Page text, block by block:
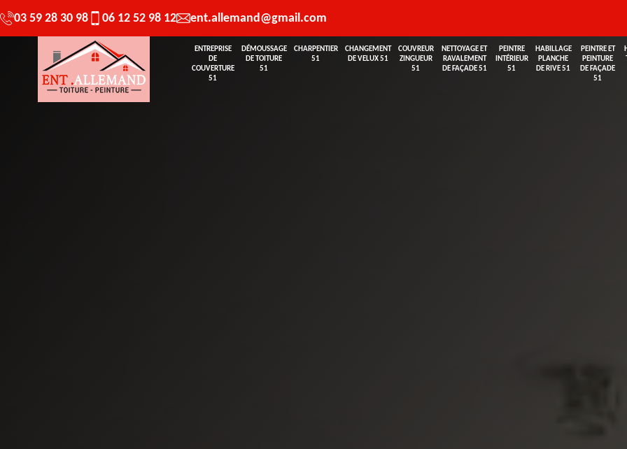
03 59 28 30 98 06 12 52 98 12 ent.allemand@gmail.com
ENTREPRISE
DE
COUVERTURE
51
DÉMOUSSAGE
DE TOITURE
51
CHARPENTIER
51
CHANGEMENT
DE VELUX 51
COUVREUR
ZINGUEUR
51
NETTOYAGE ET
RAVALEMENT
DE FAÇADE 51
PEINTRE
INTÉRIEUR
51
HABILLAGE
PLANCHE
DE RIVE 51
PEINTRE ET
PEINTURE
DE FAÇADE
51